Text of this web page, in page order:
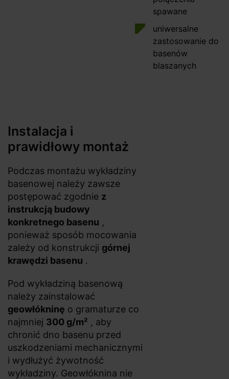
spawane
uniwersalne
zastosowanie do
basenów
blaszanych
Instalacja i
prawidłowy montaż
Podczas montażu wykładziny
basenowej należy zawsze
postępować zgodnie z
instrukcją budowy
konkretnego basenu ,
ponieważ sposób mocowania
zależy od konstrukcji górnej
krawędzi basenu .
Pod wykładziną basenową
należy zainstalować
geowłókninę o gramaturze co
najmniej 300 g/m² , aby
chronić dno basenu przed
uszkodzeniami mechanicznymi
i wydłużyć żywotność
wykładziny. Geowłóknina nie